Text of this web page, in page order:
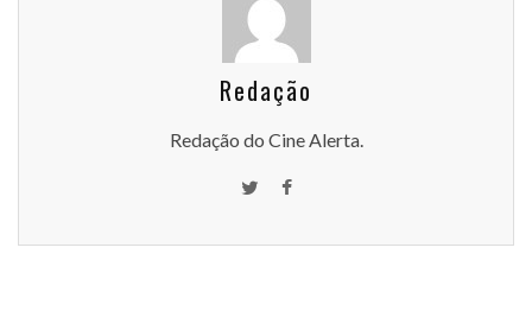
Redação
Redação do Cine Alerta.